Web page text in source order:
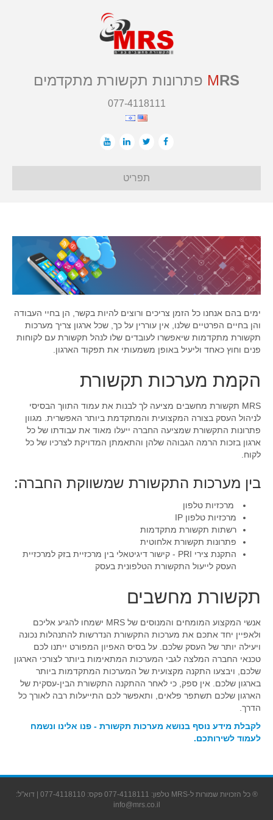
MRS פתרונות תקשורת מתקדמים
077-4118111
תפריט
ימים בהם אנחנו כל הזמן צריכים ורוצים להיות בקשר, הן בחיי העבודה
והן בחיים הפרטיים שלנו, אין עוררין על כך, שכל ארגון צריך מערכות
תקשורת מתקדמות שיאפשרו לעובדים שלו לנהל תקשורת עם לקוחות
פנים וחוץ כאחד וליעיל באופן משמעותי את תפקוד הארגון.
הקמת מערכות תקשורת
MRS תקשורת מחשבים מציעה לך לבנות את עמוד התווך הבסיסי
לניהול העסק בצורה המקצועית והמתקדמת ביותר האפשרית. מגוון
פתרונות התקשורת שמציעה החברה ייעלו מאוד את עבודתו של כל
ארגון בזכות הרמה הגבוהה שלהן והתאמתן המדויקת לצרכיו של כל
לקוח.
בין מערכות התקשורת שמשווקת החברה:
מרכזיות טלפון
מרכזיות טלפון IP
רשתות תקשורת מתקדמות
פתרונות תקשורת אלחוטית
התקנת צירי PRI - קישור דיגיטאלי בין מרכזיית בזק למרכזיית
העסק לייעול התקשורת הטלפונית בעסק
תקשורת מחשבים
אנשי המקצוע המומחים והמנוסים של MRS ישמחו להגיע אליכם
ולאפיין יחד אתכם את מערכות התקשורת הנדרשות להתנהלות נכונה
ויעילה יותר של העסק שלכם. על בסיס האפיון המפורט ייתנו לכם
טכנאי החברה המלצה לגבי המערכות המתאימות ביותר לצורכי הארגון
שלכם, ויבצעו התקנה מקצועית של המערכות המתקדמות ביותר
בארגון שלכם. אין ספק, כי לאחר ההתקנה התקשורת הבין-עסקית של
הארגון שלכם תשתפר פלאים, ותאפשר לכם התייעלות רבה לאורך כל
הדרך.
לקבלת מידע נוסף בנושא מערכות תקשורת - פנו אלינו ונשמח
לעמוד לשירותכם.
® כל הזכויות שמורות ל-MRS טלפון: 077-4118111 פקס: 077-4118110 | דוא"ל:
info@mrs.co.il